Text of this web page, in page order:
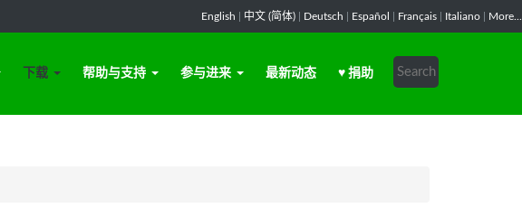
English 中文 (简体) Deutsch Español Français Italiano More...
下载 帮助与支持 参与进来 最新动态 ♥ 捐助